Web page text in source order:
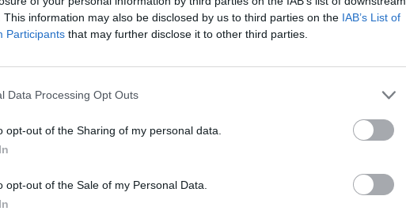
This information may also be disclosed by us to third parties on the IAB’s List of
Participants that may further disclose it to other third parties.
Data Processing Opt Outs
opt-out of the Sharing of my personal data.
opt-out of the Sale of my Personal Data.
η παρουσίαση του απολογισμού των αγροτικών
Ιούνιο του 2026, καθώς και των επόμενων
ο Κωστής Χατζηδάκης και ο
Σχοινάς.